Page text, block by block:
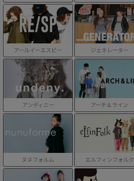
アールイーエスピー ジェネレーター
アンディニー アーチ＆ライン
ヌヌフォルム エルフィンフォルク